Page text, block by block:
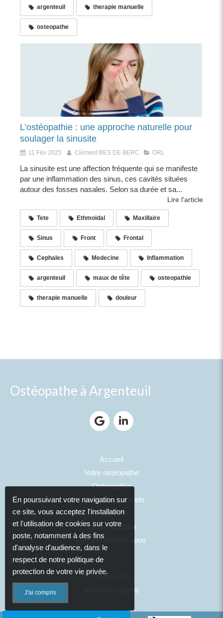
argenteuil therapie manuelle
osteopathe
L’ostéopathie : une approche naturelle pour
soulager la sinusite
11 Fév 2025 Clément BES DE BERC ORL
La sinusite est une affection fréquente qui se manifeste
par une inflammation des sinus, ces cavités situées
autour des fosses nasales. Selon sa durée et sa...
Lire l'article
Tete Ethmoidal Maxillaire
Sinus Front Frontal
Cephales Medecine Inflammation
argenteuil maux de tête osteopathie
therapie manuelle douleur
Ostéopathe à Argenteuil
Accueil
Votre ostéopathe
Ostéopathie
Photos des cabinets
Tarifs
La consultation
Prendre rendez-vous
Plan du site
Mentions légales
En poursuivant votre navigation sur
ce site, vous acceptez l'installation
et l'utilisation de cookies sur votre
poste, notamment à des fins
d'analyse d'audience, dans le
respect de notre politique de
protection de votre vie privée.
J'ai compris